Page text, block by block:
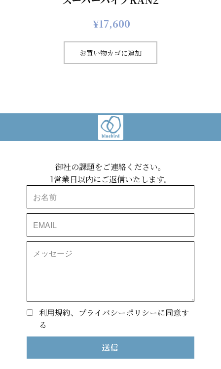
¥17,600
お買い物カゴに追加
御社の課題をご連絡ください。
1営業日以内にご返信いたします。
利用規約、プライバシーポリシーに同意す
る
送信